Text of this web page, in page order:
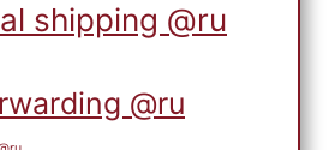
shipping @ru
@ru